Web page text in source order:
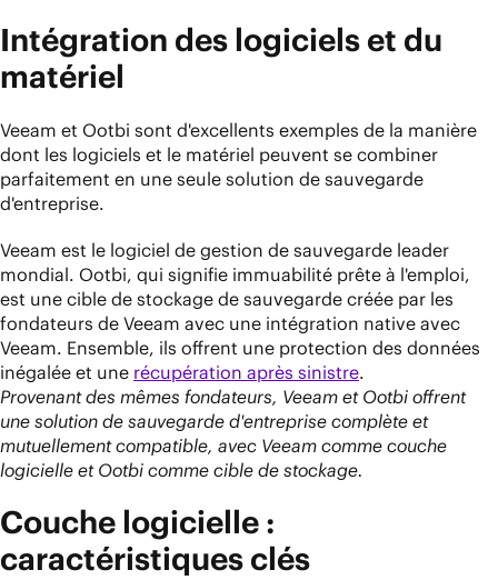
Intégration des logiciels et du
matériel
Veeam et Ootbi sont d'excellents exemples de la manière
dont les logiciels et le matériel peuvent se combiner
parfaitement en une seule solution de sauvegarde
d'entreprise.
Veeam est le logiciel de gestion de sauvegarde leader
mondial. Ootbi, qui signifie immuabilité prête à l'emploi,
est une cible de stockage de sauvegarde créée par les
fondateurs de Veeam avec une intégration native avec
Veeam. Ensemble, ils offrent une protection des données
inégalée et une récupération après sinistre.
Provenant des mêmes fondateurs, Veeam et Ootbi offrent
une solution de sauvegarde d'entreprise complète et
mutuellement compatible, avec Veeam comme couche
logicielle et Ootbi comme cible de stockage.
Couche logicielle :
caractéristiques clés